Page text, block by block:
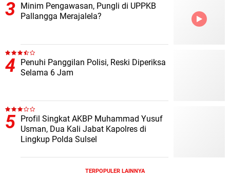
Minim Pengawasan, Pungli di UPPKB
Pallangga Merajalela?
Penuhi Panggilan Polisi, Reski Diperiksa
Selama 6 Jam
Profil Singkat AKBP Muhammad Yusuf
Usman, Dua Kali Jabat Kapolres di
Lingkup Polda Sulsel
TERPOPULER LAINNYA